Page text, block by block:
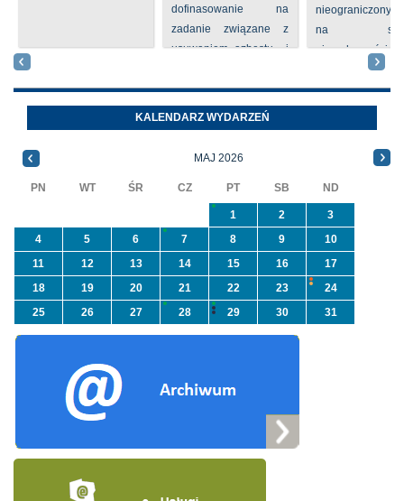
dofinasowanie na
zadanie związane z
usuwaniem azbestu i
azbest w ramach
programu
priorytetowego
nieograniczony
na
nieruchomości nr
Oleszycach
Orzeszkowej.
informacji ...
KALENDARZ WYDARZEŃ
MAJ 2026
PN WT ŚR CZ PT SB ND
1 2
3
4
5 6 7 8 9
10
11
12 13 14 15 16
17
18
19 20 21 22 23
24
25
26 27 28 29 30 31